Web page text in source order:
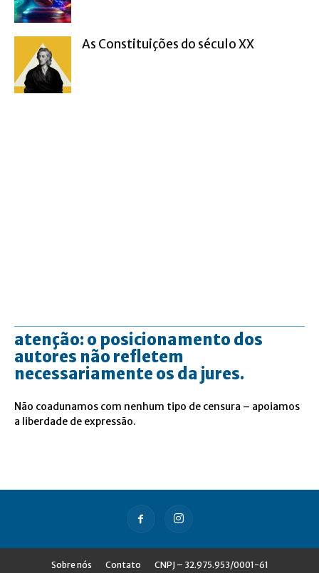
As Constituições do século XX
atenção: o posicionamento dos
autores não refletem
necessariamente os da jures.
Não coadunamos com nenhum tipo de censura – apoiamos
a liberdade de expressão.
Sobre nós Contato CNPJ – 32.975.953/0001-61